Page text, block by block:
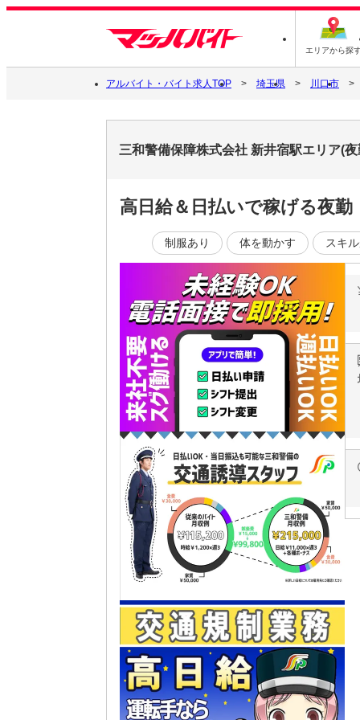
エリアから探
アルバイト・バイト求人TOP 埼玉県 川口市
三和警備保障株式会社 新井宿駅エリア(
高日給＆日払いで稼げる夜
制服あり 体を動かす スキ